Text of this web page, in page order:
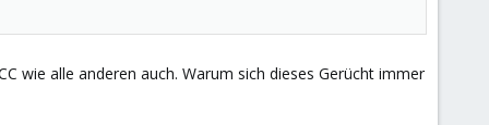
wie alle anderen auch. Warum sich dieses Gerücht immer